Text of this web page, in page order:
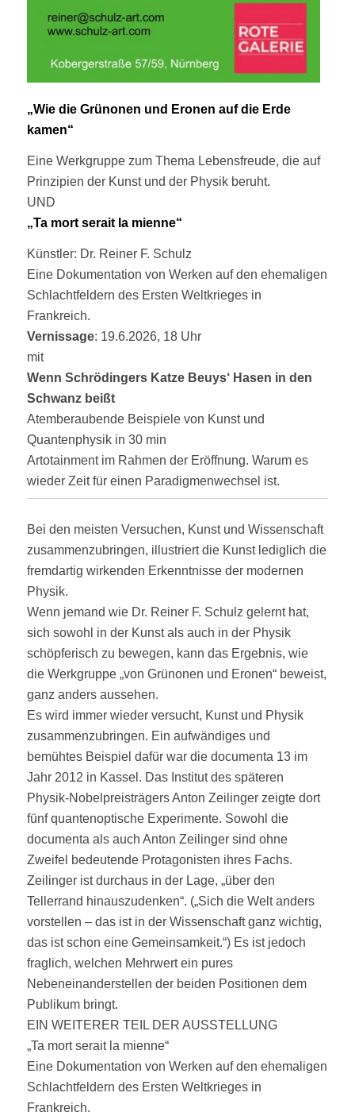
„Wie die Grünonen und Eronen auf die Erde
kamen“
Eine Werkgruppe zum Thema Lebensfreude, die auf
Prinzipien der Kunst und der Physik beruht.
UND
„Ta mort serait la mienne“
Künstler: Dr. Reiner F. Schulz
Eine Dokumentation von Werken auf den ehemaligen
Schlachtfeldern des Ersten Weltkrieges in
Frankreich.
Vernissage: 19.6.2026, 18 Uhr
mit
Wenn Schrödingers Katze Beuys‘ Hasen in den
Schwanz beißt
Atemberaubende Beispiele von Kunst und
Quantenphysik in 30 min
Artotainment im Rahmen der Eröffnung. Warum es
wieder Zeit für einen Paradigmenwechsel ist.
Bei den meisten Versuchen, Kunst und Wissenschaft
zusammenzubringen, illustriert die Kunst lediglich die
fremdartig wirkenden Erkenntnisse der modernen
Physik.
Wenn jemand wie Dr. Reiner F. Schulz gelernt hat,
sich sowohl in der Kunst als auch in der Physik
schöpferisch zu bewegen, kann das Ergebnis, wie
die Werkgruppe „von Grünonen und Eronen“ beweist,
ganz anders aussehen.
Es wird immer wieder versucht, Kunst und Physik
zusammenzubringen. Ein aufwändiges und
bemühtes Beispiel dafür war die documenta 13 im
Jahr 2012 in Kassel. Das Institut des späteren
Physik-Nobelpreisträgers Anton Zeilinger zeigte dort
fünf quantenoptische Experimente. Sowohl die
documenta als auch Anton Zeilinger sind ohne
Zweifel bedeutende Protagonisten ihres Fachs.
Zeilinger ist durchaus in der Lage, „über den
Tellerrand hinauszudenken“. („Sich die Welt anders
vorstellen – das ist in der Wissenschaft ganz wichtig,
das ist schon eine Gemeinsamkeit.“) Es ist jedoch
fraglich, welchen Mehrwert ein pures
Nebeneinanderstellen der beiden Positionen dem
Publikum bringt.
EIN WEITERER TEIL DER AUSSTELLUNG
„Ta mort serait la mienne“
Eine Dokumentation von Werken auf den ehemaligen
Schlachtfeldern des Ersten Weltkrieges in
Frankreich.